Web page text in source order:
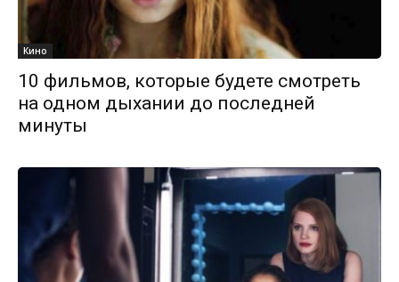
Кино
10 фильмов, которые будете смотреть
на одном дыхании до последней
минуты